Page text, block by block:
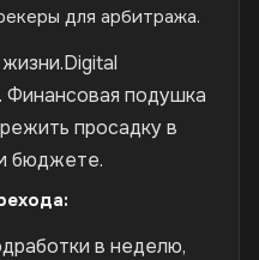
для арбитража.
Финансовая подушка
просадку в
бюджете.
в неделю,